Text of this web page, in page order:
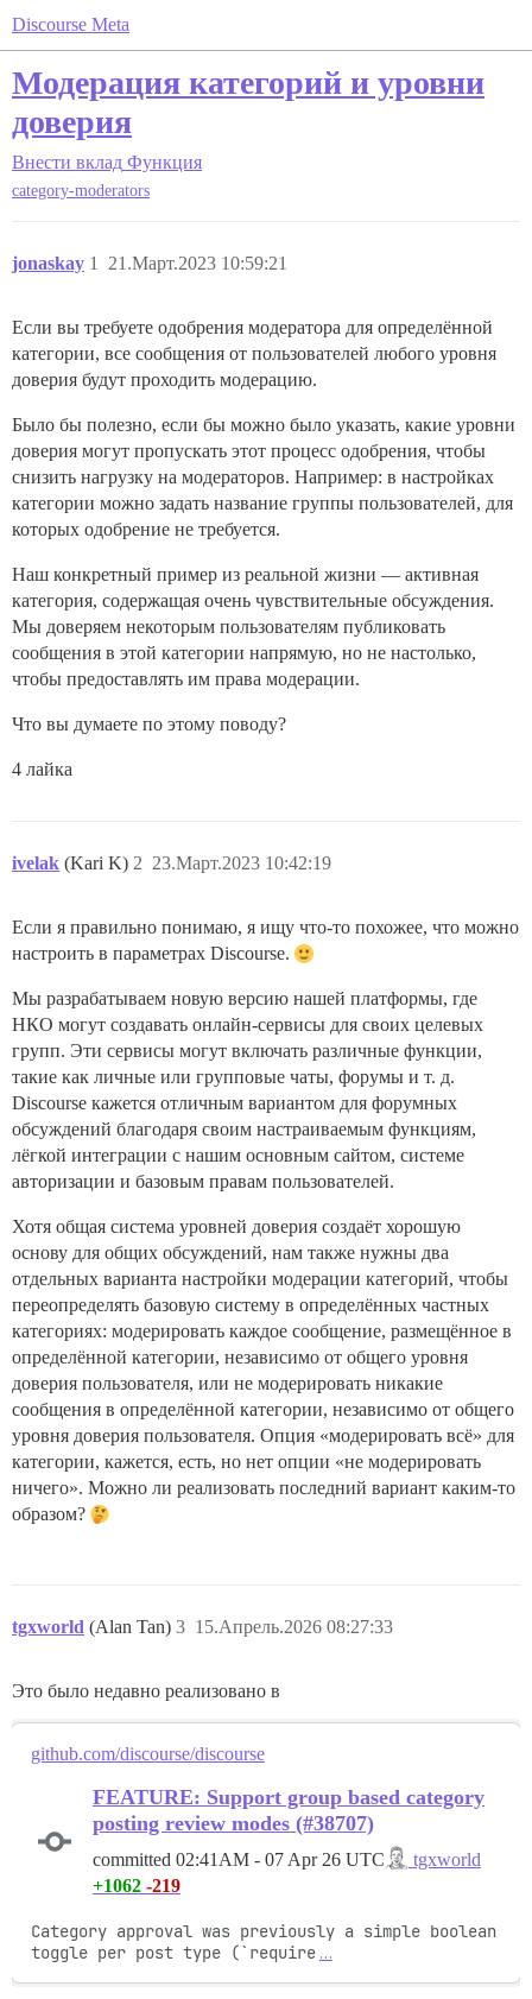
Discourse Meta
Модерация категорий и уровни
доверия
Внести вклад Функция
category-moderators
jonaskay 21.Март.2023 10:59:21
1
Если вы требуете одобрения модератора для определённой
категории, все сообщения от пользователей любого уровня
доверия будут проходить модерацию.
Было бы полезно, если бы можно было указать, какие уровни
доверия могут пропускать этот процесс одобрения, чтобы
снизить нагрузку на модераторов. Например: в настройках
категории можно задать название группы пользователей, для
которых одобрение не требуется.
Наш конкретный пример из реальной жизни — активная
категория, содержащая очень чувствительные обсуждения.
Мы доверяем некоторым пользователям публиковать
сообщения в этой категории напрямую, но не настолько,
чтобы предоставлять им права модерации.
Что вы думаете по этому поводу?
4 лайка
ivelak (Kari K) 23.Март.2023 10:42:19
2
Если я правильно понимаю, я ищу что-то похожее, что можно
настроить в параметрах Discourse.
Мы разрабатываем новую версию нашей платформы, где
НКО могут создавать онлайн-сервисы для своих целевых
групп. Эти сервисы могут включать различные функции,
такие как личные или групповые чаты, форумы и т. д.
Discourse кажется отличным вариантом для форумных
обсуждений благодаря своим настраиваемым функциям,
лёгкой интеграции с нашим основным сайтом, системе
авторизации и базовым правам пользователей.
Хотя общая система уровней доверия создаёт хорошую
основу для общих обсуждений, нам также нужны два
отдельных варианта настройки модерации категорий, чтобы
переопределять базовую систему в определённых частных
категориях: модерировать каждое сообщение, размещённое в
определённой категории, независимо от общего уровня
доверия пользователя, или не модерировать никакие
сообщения в определённой категории, независимо от общего
уровня доверия пользователя. Опция «модерировать всё» для
категории, кажется, есть, но нет опции «не модерировать
ничего». Можно ли реализовать последний вариант каким-то
образом?
tgxworld (Alan Tan) 15.Апрель.2026 08:27:33
3
Это было недавно реализовано в
github.com/discourse/discourse
FEATURE: Support group based category
posting review modes (#38707)
committed 02:41AM - 07 Apr 26 UTC
tgxworld
+1062 -219
Category approval was previously a simple boolean
toggle per post type (`require …